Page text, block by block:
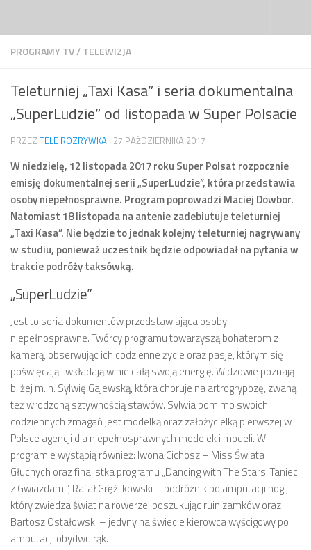
PROGRAMY TV/TELEWIZJA
Teleturniej „Taxi Kasa” i seria dokumentalna
„SuperLudzie” od listopada w Super Polsacie
PRZEZ TELE ROZRYWKA · 27 PAŹDZIERNIKA 2017
W niedzielę, 12 listopada 2017 roku Super Polsat rozpocznie
emisję dokumentalnej serii „SuperLudzie”, która przedstawia
osoby niepełnosprawne. Program poprowadzi Maciej Dowbor.
Natomiast 18 listopada na antenie zadebiutuje teleturniej
„Taxi Kasa”. Nie będzie to jednak kolejny teleturniej nagrywany
w studiu, ponieważ uczestnik będzie odpowiadał na pytania w
trakcie podróży taksówką.
„SuperLudzie”
Jest to seria dokumentów przedstawiająca osoby
niepełnosprawne. Twórcy programu towarzyszą bohaterom z
kamerą, obserwując ich codzienne życie oraz pasje, którym się
poświęcają i wkładają w nie całą swoją energię. Widzowie poznają
bliżej m.in. Sylwię Gajewską, która choruje na artrogrypozę, zwaną
też wrodzoną sztywnością stawów. Sylwia pomimo swoich
codziennych zmagań jest modelką oraz założycielką pierwszej w
Polsce agencji dla niepełnosprawnych modelek i modeli. W
programie wystąpią również: Iwona Cichosz – Miss Świata
Głuchych oraz finalistka programu „Dancing with The Stars. Taniec
z Gwiazdami”, Rafał Gręźlikowski – podróżnik po amputacji nogi,
który zwiedza świat na rowerze, poszukując ruin zamków oraz
Bartosz Ostałowski – jedyny na świecie kierowca wyścigowy po
amputacji obydwu rąk.